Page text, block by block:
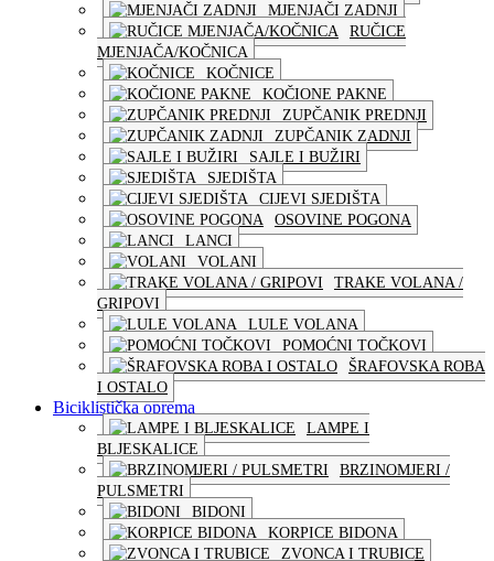
MJENJAČI ZADNJI
RUČICE
MJENJAČA/KOČNICA
KOČNICE
KOČIONE PAKNE
ZUPČANIK PREDNJI
ZUPČANIK ZADNJI
SAJLE I BUŽIRI
SJEDIŠTA
CIJEVI SJEDIŠTA
OSOVINE POGONA
LANCI
VOLANI
TRAKE VOLANA /
GRIPOVI
LULE VOLANA
POMOĆNI TOČKOVI
ŠRAFOVSKA ROBA
I OSTALO
Biciklistička oprema
LAMPE I
BLJESKALICE
BRZINOMJERI /
PULSMETRI
BIDONI
KORPICE BIDONA
ZVONCA I TRUBICE